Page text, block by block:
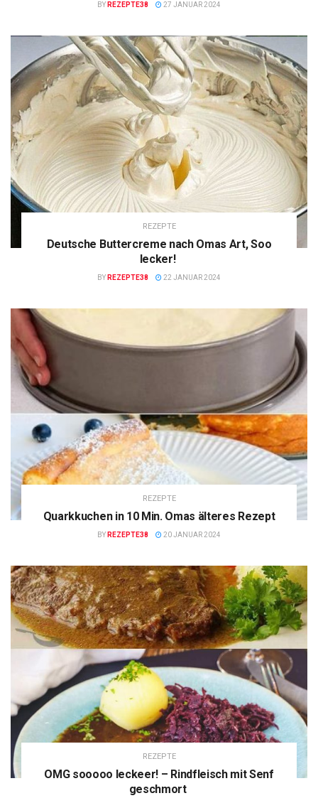
BY REZEPTE38 27 JANUAR 2024
REZEPTE
Deutsche Buttercreme nach Omas Art, Soo
lecker!
BY REZEPTE38 22 JANUAR 2024
REZEPTE
Quarkkuchen in 10 Min. Omas älteres Rezept
BY REZEPTE38 20 JANUAR 2024
REZEPTE
OMG sooooo leckeer! – Rindfleisch mit Senf
geschmort